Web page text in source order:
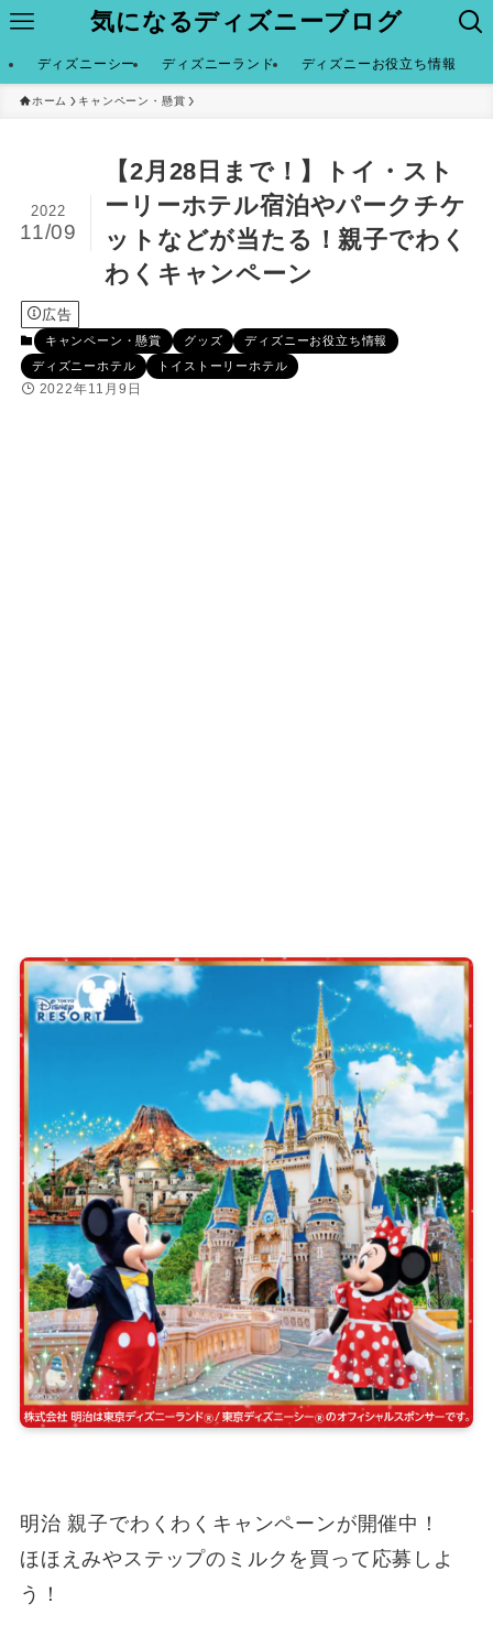
気になるディズニーブログ
ディズニーシー ディズニーランド ディズニーお役立ち情報
ホーム キャンペーン・懸賞
【2月28日まで！】トイ・スト
ーリーホテル宿泊やパークチケ
ットなどが当たる！親子でわく
わくキャンペーン
2022
11/09
広告
キャンペーン・懸賞 グッズ
ディズニーお役立ち情報
ディズニーホテル
トイストーリーホテル
2022年11月9日
明治 親子でわくわくキャンペーンが開催中！
ほほえみやステップのミルクを買って応募しよ
う！